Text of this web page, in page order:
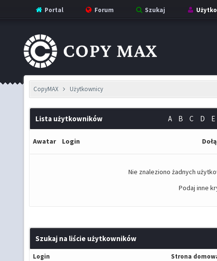
Portal Forum Szukaj
CopyMAX Użytkownicy
A B C D E
Lista użytkowników
Awatar Login
Nie znaleziono żadnych
Podaj inne
Szukaj na liście użytkowników
Login Strona